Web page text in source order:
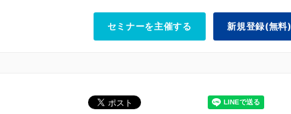
セミナーを主催する 新規登録(無料)